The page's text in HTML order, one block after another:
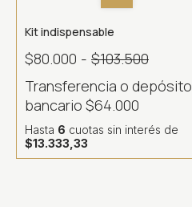
Kit indispensable
$80.000 - $103.500
Transferencia o depósito
bancario $64.000
Hasta 6 cuotas sin interés de
$13.333,33